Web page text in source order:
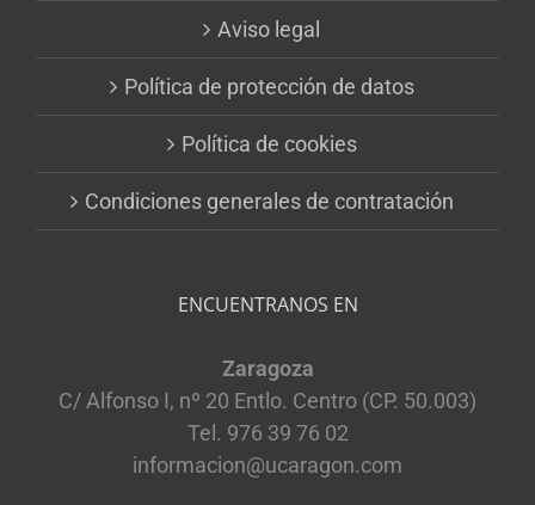
Aviso legal
Política de protección de datos
Política de cookies
Condiciones generales de contratación
ENCUENTRANOS EN
Zaragoza
C/ Alfonso I, nº 20 Entlo. Centro (CP. 50.003)
Tel. 976 39 76 02
informacion@ucaragon.com